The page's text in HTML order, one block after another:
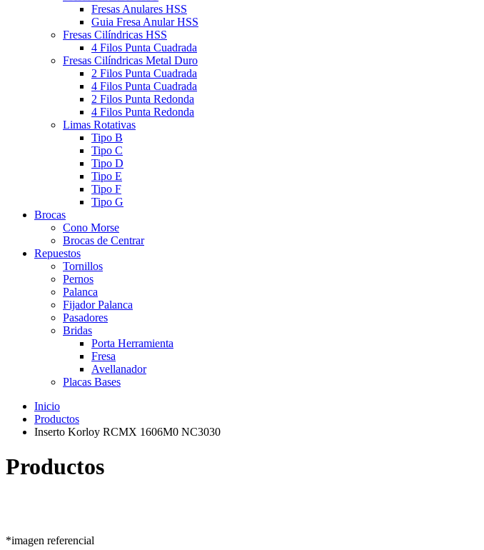
Fresas Anulares HSS
Guia Fresa Anular HSS
Fresas Cilíndricas HSS
4 Filos Punta Cuadrada
Fresas Cilíndricas Metal Duro
2 Filos Punta Cuadrada
4 Filos Punta Cuadrada
2 Filos Punta Redonda
4 Filos Punta Redonda
Limas Rotativas
Tipo B
Tipo C
Tipo D
Tipo E
Tipo F
Tipo G
Brocas
Cono Morse
Brocas de Centrar
Repuestos
Tornillos
Pernos
Palanca
Fijador Palanca
Pasadores
Bridas
Porta Herramienta
Fresa
Avellanador
Placas Bases
Inicio
Productos
Inserto Korloy RCMX 1606M0 NC3030
Productos
*imagen referencial